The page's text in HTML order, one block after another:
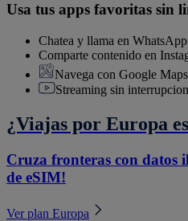
Usa tus apps favoritas sin
Chatea y llama en
Comparte contenido en
Navega con Google
Streaming sin
¿Viajas por Europa
Cruza fronteras con datos
de eSIM!
Ver plan Europa